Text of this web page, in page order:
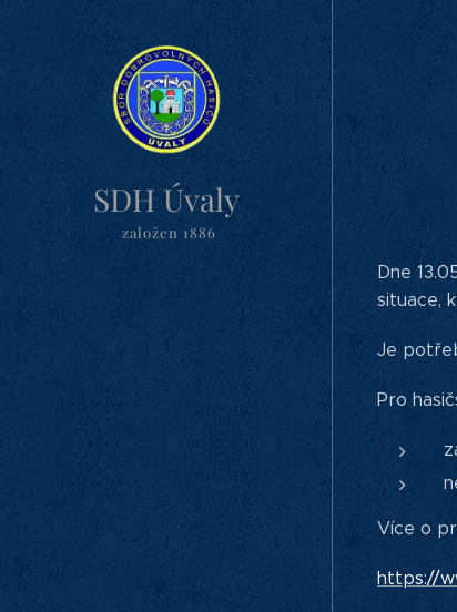
SDH Úvaly
založen 1886
Dne
situace,
Je
Pro
Více o
https://